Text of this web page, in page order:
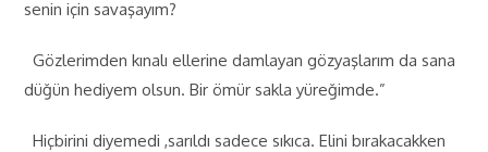
senin için savaşayım?
Gözlerimden kınalı ellerine damlayan gözyaşlarım da sana
düğün hediyem olsun. Bir ömür sakla yüreğimde.”
Hiçbirini diyemedi ,sarıldı sadece sıkıca. Elini bırakacakken